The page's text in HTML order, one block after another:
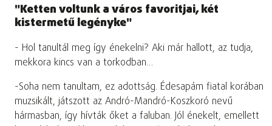
"Ketten voltunk a város favoritjai, két
kistermetű legényke"
- Hol tanultál meg így énekelni? Aki már hallott, az tudja,
mekkora kincs van a torkodban…
-Soha nem tanultam, ez adottság. Édesapám fiatal korában
muzsikált, játszott az Andró-Mandró-Koszkoró nevű
hármasban, így hívták őket a faluban. Jól énekelt, emellett